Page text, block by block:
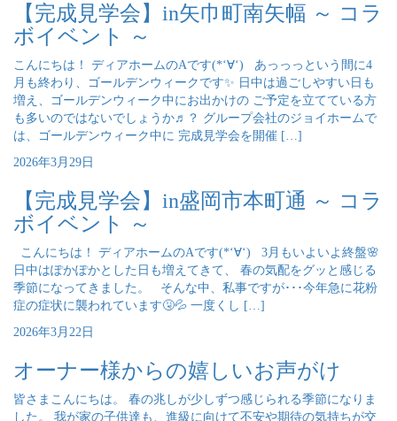
【完成見学会】in矢巾町南矢幅 ～ コラ
ボイベント ～
こんにちは！ ディアホームのAです(*‘∀‘) あっっっという間に4
月も終わり、ゴールデンウィークです✨ 日中は過ごしやすい日も
増え、ゴールデンウィーク中にお出かけの ご予定を立てている方
も多いのではないでしょうか♬？ グループ会社のジョイホームで
は、ゴールデンウィーク中に 完成見学会を開催 […]
2026年3月29日
【完成見学会】in盛岡市本町通 ～ コラ
ボイベント ～
こんにちは！ ディアホームのAです(*‘∀‘) 3月もいよいよ終盤🌸
日中はぽかぽかとした日も増えてきて、 春の気配をグッと感じる
季節になってきました。 そんな中、私事ですが･･･今年急に花粉
症の症状に襲われています🤧💦 一度くし […]
2026年3月22日
オーナー様からの嬉しいお声がけ
皆さまこんにちは。 春の兆しが少しずつ感じられる季節になりま
した。 我が家の子供達も、進級に向けて不安や期待の気持ちが交